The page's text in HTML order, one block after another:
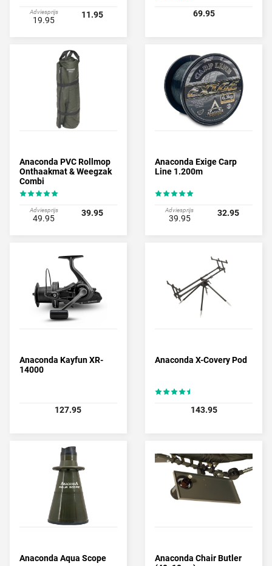
Adviesprijs
19.95
11.95 69.95
Anaconda PVC Rollmop
Onthaakmat & Weegzak
Combi
Adviesprijs
49.95
39.95
Anaconda Exige Carp
Line 1.200m
Adviesprijs
39.95
32.95
Anaconda Kayfun XR-
14000
127.95
Anaconda X-Covery Pod
143.95
Anaconda Aqua Scope
Anaconda Chair Butler